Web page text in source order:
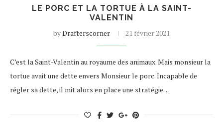
LE PORC ET LA TORTUE À LA SAINT-
VALENTIN
byDrafterscorner 21 février 2021
C’est la Saint-Valentin au royaume des animaux. Mais monsieur la
tortue avait une dette envers Monsieur le porc. Incapable de
régler sa dette, il mit alors en place une stratégie…